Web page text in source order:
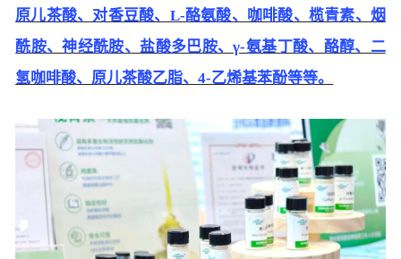
原儿茶酸、对香豆酸、L-酪氨酸、咖啡酸、榄青素、烟
酰胺、神经酰胺、盐酸多巴胺、γ-氨基丁酸、酪醇、二
氢咖啡酸、原儿茶酸乙脂、4-乙烯基苯酚等等。